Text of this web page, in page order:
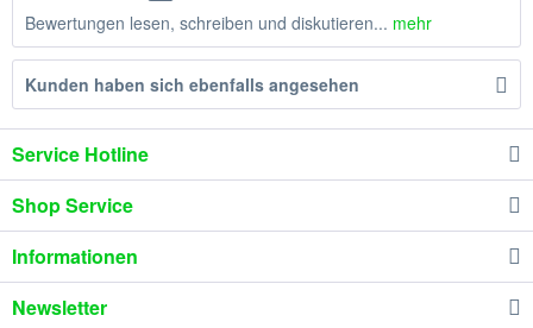
Bewertungen lesen, schreiben und diskutieren... mehr
Kunden haben sich ebenfalls angesehen
Service Hotline
Shop Service
Informationen
Newsletter